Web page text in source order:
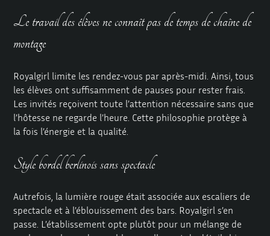
Le travail des élèves ne connaît pas de temps de chaîne de
montage
Royalgirl limite les rendez-vous par après-midi. Ainsi, tous
les élèves ont suffisamment de pauses pour rester frais.
Les invités reçoivent toute l’attention nécessaire sans que
l’hôtesse ne regarde l’heure. Cette philosophie protège à
la fois l’énergie et la qualité.
Style bordel berlinois sans spectacle
Autrefois, la lumière rouge était associée aux escaliers de
spectacle et à l’éblouissement des bars. Royalgirl s’en
passe. L’établissement opte plutôt pour un mélange de